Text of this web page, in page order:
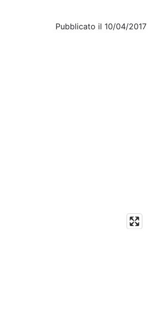
Pubblicato il 10/04/2017